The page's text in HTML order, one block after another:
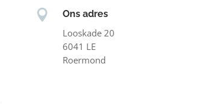
 Ons adres
Looskade 20
6041 LE
Roermond